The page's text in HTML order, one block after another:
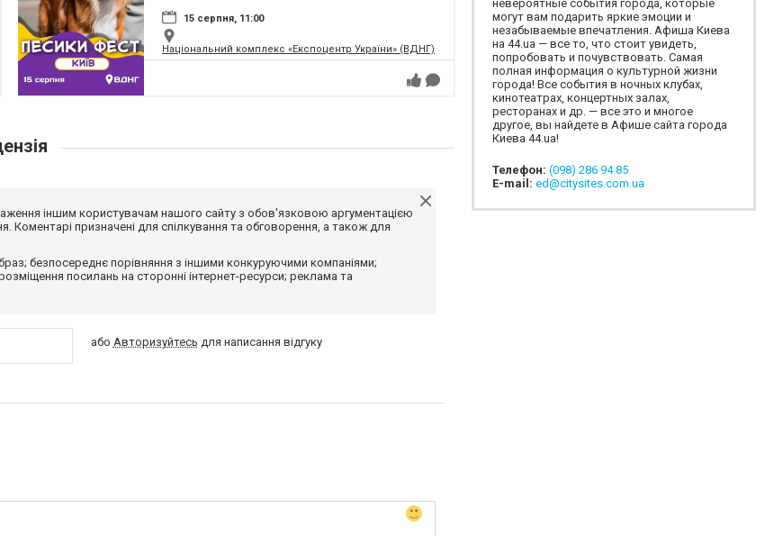
15 серпня, 11:00
Національний комплекс «Експоцентр України» (ВДНГ)
іншим користувачам нашого сайту з обов'язковою аргументацією
призначені для спілкування та обговорення, а також для
безпосереднє порівняння з іншими конкуруючими компаніями;
посилань на сторонні інтернет-ресурси; реклама та
або Авторизуйтесь для написання відгуку
невероятные события города, которые
могут вам подарить яркие эмоции и
незабываемые впечатления. Афиша Киева
на 44.ua — все то, что стоит увидеть,
попробовать и почувствовать. Самая
полная информация о культурной жизни
города! Все события в ночных клубах,
кинотеатрах, концертных залах,
ресторанах и др. — все это и многое
другое, вы найдете в Афише сайта города
Киева 44.ua!
Телефон: (098) 286 94 85
E-mail: ed@citysites.com.ua